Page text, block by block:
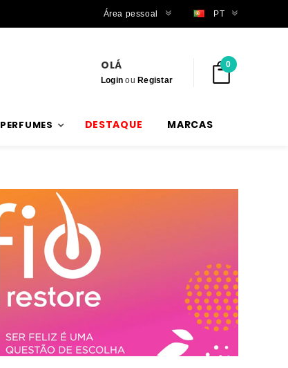
Área pessoal PT
OLÁ
Login ouRegistar
0
PERFUMES DESTAQUE MARCAS